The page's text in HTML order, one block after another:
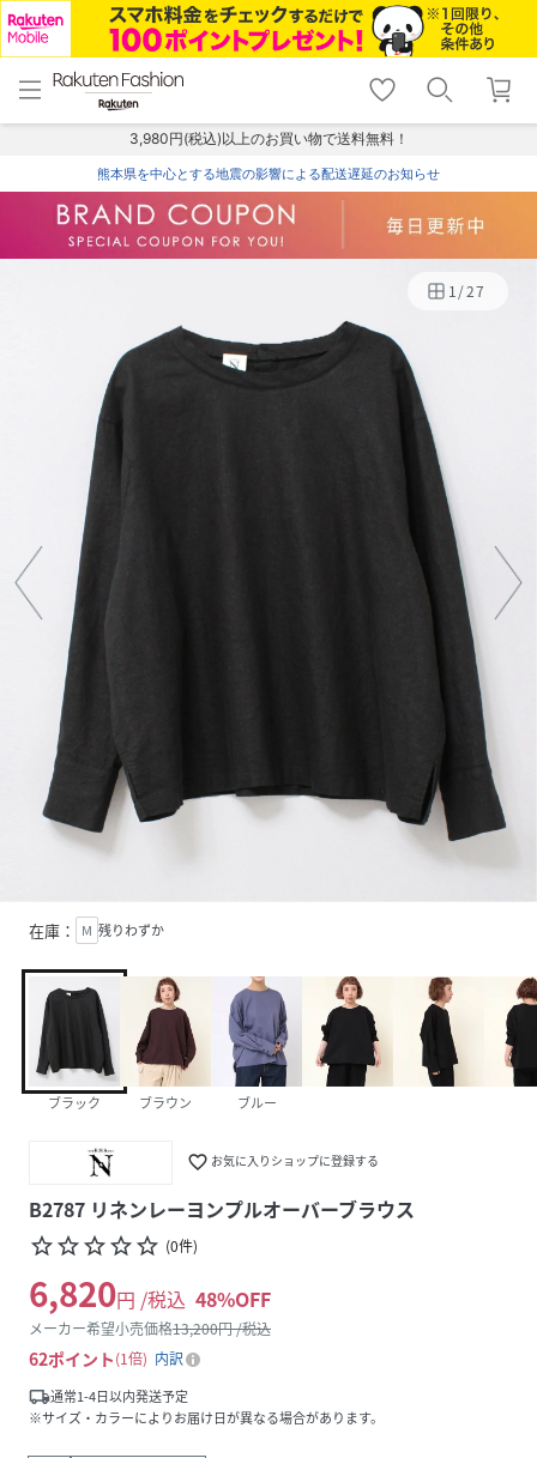
menu home
トップ
shopping_cart lock_outline
ログイン
3,980円(税込)以上のお買い物で送料無料！
熊本県を中心とする地震の影響による配送遅延のお知らせ
1/27
在庫： M 残りわずか
ブラック ブラウン ブルー
favorite_border お気に入りショップに登録する
B2787 リネンレーヨンプルオーバーブラウス
star_borderstar_borderstar_borderstar_borderstar_border (0件)
6,820円 /税込 48%OFF
メーカー希望小売価格13,200円 /税込
62ポイント 1倍
内訳
local_shipping通常1-4日以内発送予定
※サイズ・カラーによりお届け日が異なる場合があります。